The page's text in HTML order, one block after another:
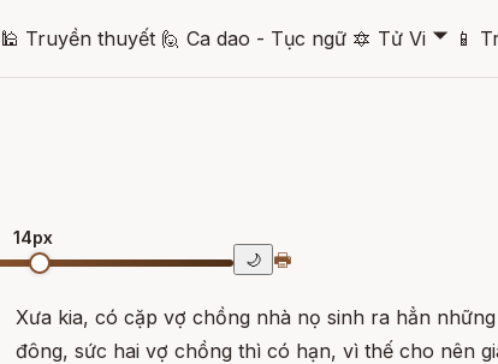
🕌 Truyền thuyết 🙋 Ca dao - Tục ngữ 🔯 Tử Vi 🞃 📱
14px
🌙 🖶
Xưa kia, có cặp vợ chồng nhà nọ sinh ra hẳn
đông, sức hai vợ chồng thì có hạn, vì thế cho nên